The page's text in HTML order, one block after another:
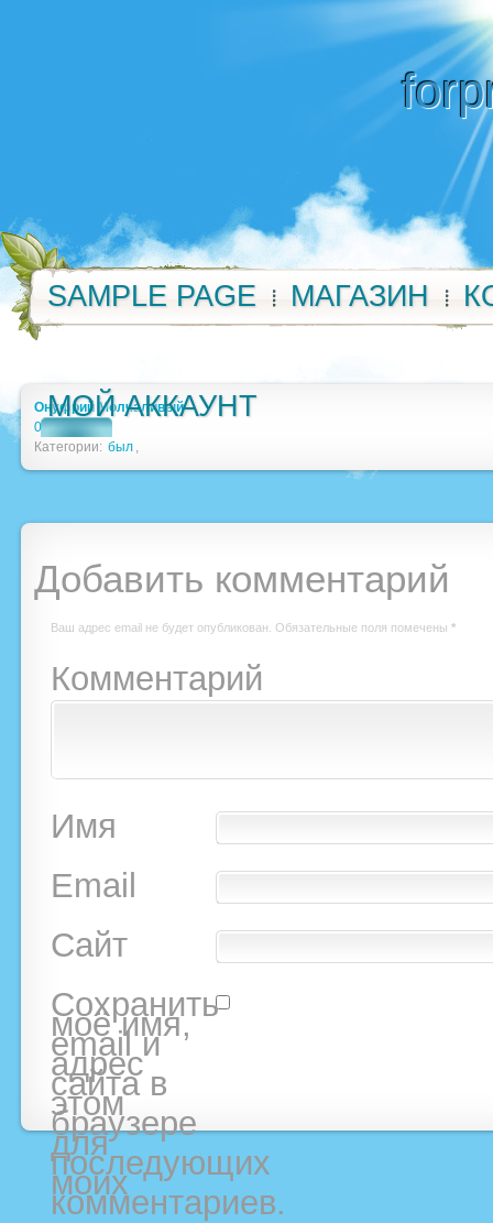
SAMPLE PAGE МАГАЗИН
МОЙ АККАУНТ
Онуфрий Молчаливый
0
Категории: был ,
Добавить комментарий
Ваш адрес email не будет опубликован. Обязательные поля помечены *
Комментарий
Имя
Email
Сайт
Сохранить
моё имя,
email и
адрес
сайта в
этом
браузере
для
последующих
моих
комментариев.